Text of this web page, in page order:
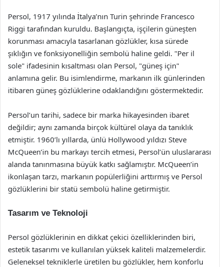
Persol, 1917 yılında İtalya’nın Turin şehrinde Francesco
Riggi tarafından kuruldu. Başlangıçta, işçilerin güneşten
korunması amacıyla tasarlanan gözlükler, kısa sürede
şıklığın ve fonksiyonelliğin sembolü haline geldi. "Per il
sole" ifadesinin kısaltması olan Persol, "güneş için"
anlamına gelir. Bu isimlendirme, markanın ilk günlerinden
itibaren güneş gözlüklerine odaklandığını göstermektedir.
Persol’un tarihi, sadece bir marka hikayesinden ibaret
değildir; aynı zamanda birçok kültürel olaya da tanıklık
etmiştir. 1960’lı yıllarda, ünlü Hollywood yıldızı Steve
McQueen’in bu markayı tercih etmesi, Persol’ün uluslararası
alanda tanınmasına büyük katkı sağlamıştır. McQueen’in
ikonlaşan tarzı, markanın popülerliğini arttırmış ve Persol
gözlüklerini bir statü sembolü haline getirmiştir.
Tasarım ve Teknoloji
Persol gözlüklerinin en dikkat çekici özelliklerinden biri,
estetik tasarımı ve kullanılan yüksek kaliteli malzemelerdir.
Geleneksel tekniklerle üretilen bu gözlükler, hem konforlu